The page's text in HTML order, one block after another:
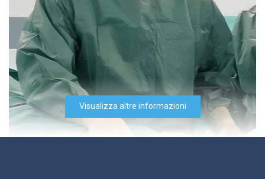
Da 130 €
Interventi di chirurgia
laparoscopica e mini-invasiva
Molto professionali e cordiale e
disponibile bravo
Paziente
Visualizza altre informazioni